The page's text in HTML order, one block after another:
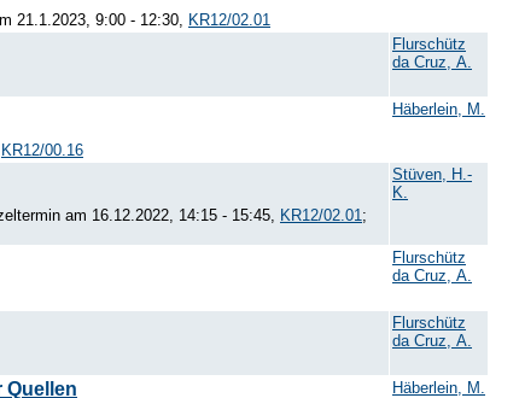
21.1.2023, 9:00 - 12:30, KR12/02.01
Flurschütz
da Cruz, A.
KR12/00.16
Häberlein, M.
am 16.12.2022, 14:15 - 15:45, KR12/02.01 ;
Stüven, H.-
K.
Flurschütz
da Cruz, A.
Flurschütz
da Cruz, A.
Quellen Häberlein, M.